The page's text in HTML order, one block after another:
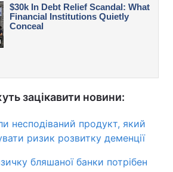
зацікавити новини:
несподіваний продукт, який
ризик розвитку деменції
бляшаної банки потрібен